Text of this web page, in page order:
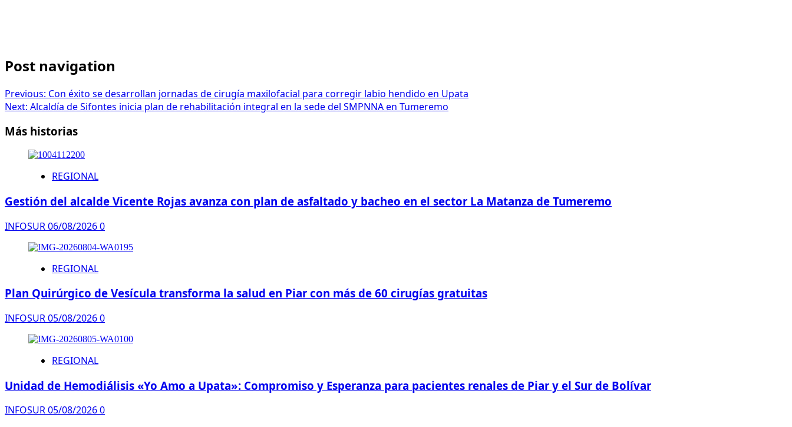
Post navigation
Previous: Con éxito se desarrollan jornadas de cirugía maxilofacial para corregir labio hendido en Upata
Next: Alcaldía de Sifontes inicia plan de rehabilitación integral en la sede del SMPNNA en Tumeremo
Más historias
REGIONAL
Gestión del alcalde Vicente Rojas avanza con plan de asfaltado y bacheo en el sector La Matanza de Tumeremo
INFOSUR06/08/20260
REGIONAL
Plan Quirúrgico de Vesícula transforma la salud en Piar con más de 60 cirugías gratuitas
INFOSUR05/08/20260
REGIONAL
Unidad de Hemodiálisis «Yo Amo a Upata»: Compromiso y Esperanza para pacientes renales de Piar y el Sur de Bolívar
INFOSUR05/08/20260